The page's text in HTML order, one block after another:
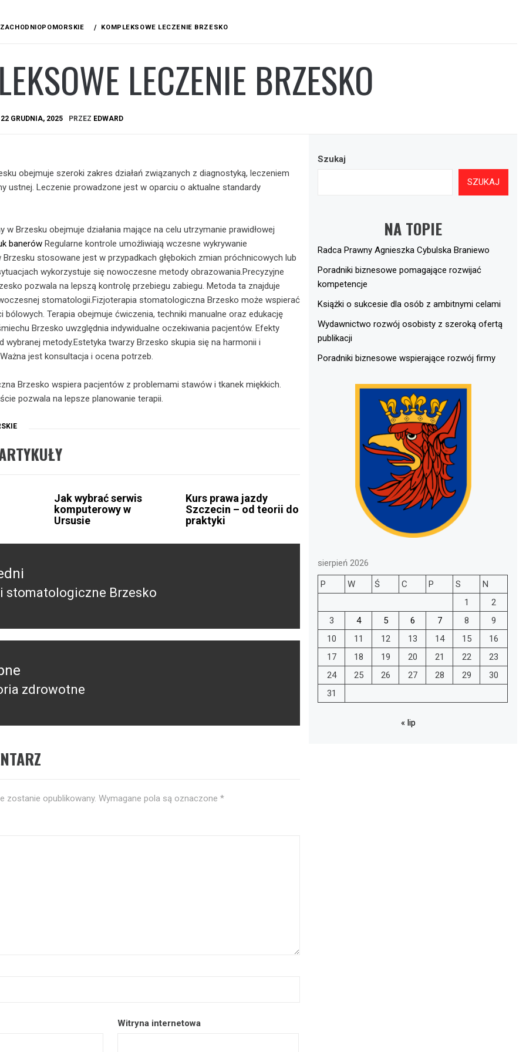
ZACHODNIOPOMORSKIE KOMPLEKSOWE LECZENIE BRZESKO
LECZENIE BRZESKO
22 GRUDNIA, 2025 PRZEZ EDWARD
obejmuje szeroki zakres działań związanych z diagnostyką, leczeniem
ustnej. Leczenie prowadzone jest w oparciu o aktualne standardy
w Brzesku obejmuje działania mające na celu utrzymanie prawidłowej
banerów Regularne kontrole umożliwiają wczesne wykrywanie
Brzesku stosowane jest w przypadkach głębokich zmian próchnicowych lub
wykorzystuje się nowoczesne metody obrazowania.Precyzyjne
pozwala na lepszą kontrolę przebiegu zabiegu. Metoda ta znajduje
stomatologii.Fizjoterapia stomatologiczna Brzesko może wspierać
bólowych. Terapia obejmuje ćwiczenia, techniki manualne oraz edukację
Brzesko uwzględnia indywidualne oczekiwania pacjentów. Efekty
wybranej metody.Estetyka twarzy Brzesko skupia się na harmonii i
jest konsultacja i ocena potrzeb.
Brzesko wspiera pacjentów z problemami stawów i tkanek miękkich.
pozwala na lepsze planowanie terapii.
Jak wybrać serwis
komputerowy w
Ursusie
Kurs prawa jazdy
Szczecin – od teorii do
praktyki
stomatologiczne Brzesko
zdrowotne
zostanie opublikowany. Wymagane pola są oznaczone *
Witryna internetowa
Szukaj
SZUKAJ
NA TOPIE
Radca Prawny Agnieszka Cybulska Braniewo
Poradniki biznesowe pomagające rozwijać
kompetencje
Książki o sukcesie dla osób z ambitnymi celami
Wydawnictwo rozwój osobisty z szeroką ofertą
publikacji
Poradniki biznesowe wspierające rozwój firmy
sierpień 2026
P
W Ś C P S
N
1
2
3
4 5 6 7 8
9
10
11 12 13 14 15
16
17
18 19 20 21 22
23
24
25 26 27 28 29
30
31
« lip